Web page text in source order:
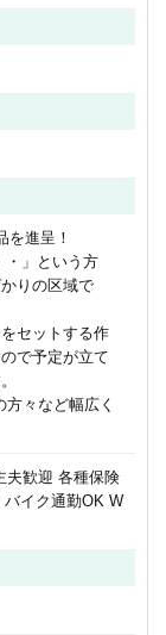
を進呈！
・」という方
りの区域で
セットする作
で予定が立て
々など幅広く
夫歓迎 各種保険
イク通勤OK W